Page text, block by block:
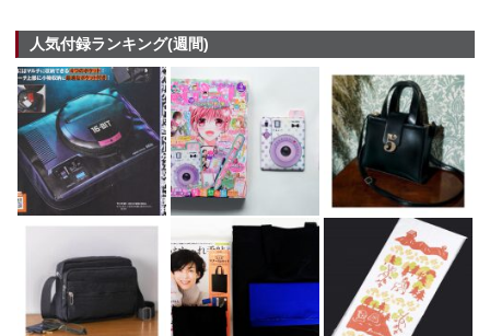
人気付録ランキング(週間)